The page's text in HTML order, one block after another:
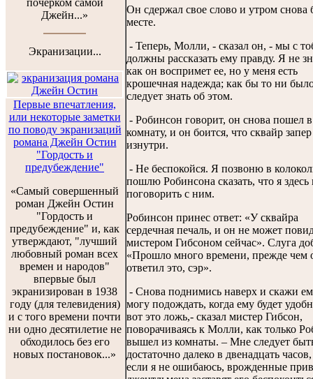
почерком самой
Джейн...»
Экранизации...
Первые впечатления,
или некоторые заметки
по поводу экранизаций
романа Джейн Остин
"Гордость и
предубеждение"
«Самый совершенный
роман Джейн Остин
"Гордость и
предубеждение" и, как
утверждают, "лучший
любовный роман всех
времен и народов"
впервые был
экранизирован в 1938
году (для телевидения)
и с того времени почти
ни одно десятилетие не
обходилось без его
новых постановок...»
Он сдержал свое слово и утром снова
месте.
- Теперь, Молли, - сказал он, - мы с
должны рассказать ему правду. Я не
как он воспримет ее, но у меня есть
крошечная надежда; как бы то ни
следует знать об этом.
- Робинсон говорит, он снова пошел в
комнату, и он боится, что сквайр
изнутри.
- Не беспокойся. Я позвоню в
пошлю Робинсона сказать, что я здесь
поговорить с ним.
Робинсон принес ответ: «У сквайра
сердечная печаль, и он не может
мистером Гибсоном сейчас». Слуга
«Прошло много времени, прежде чем
ответил это, сэр».
- Снова поднимись наверх и скажи
могу подождать, когда ему будет
вот это ложь,- сказал мистер Гибсон,
поворачиваясь к Молли, как только
вышел из комнаты. – Мне следует
достаточно далеко в двенадцать
если я не ошибаюсь, врожденные